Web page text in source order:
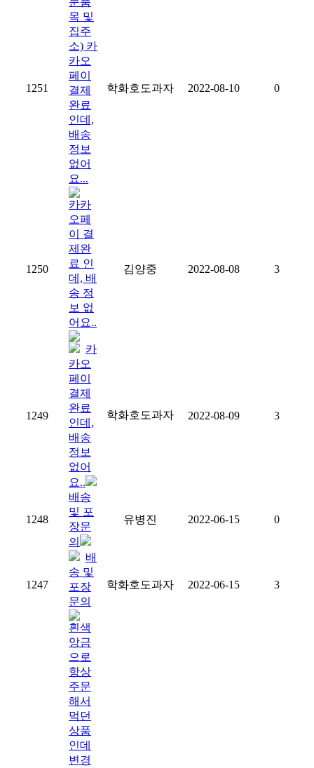
1251
목 및
집주
소) 카
카오
페이
결제
완료
인데,
배송
정보
없어
요...
학화호도과자 2022-08-10 0
1250
카카
오페
이 결
제완
료 인
데, 배
송 정
보 없
어요..
김양중 2022-08-08 3
1249
카
카오
페이
결제
완료
인데,
배송
정보
없어
요..
학화호도과자 2022-08-09 3
1248
배송
및 포
장문
의
유병진 2022-06-15 0
1247
배
송 및
포장
문의
학화호도과자 2022-06-15 3
흰색
앙금
으로
항상
주문
해서
먹던
상품
인데
변경